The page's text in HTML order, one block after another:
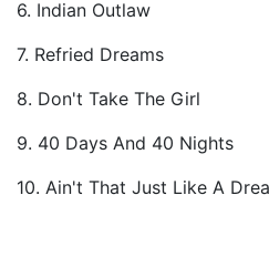
6. Indian Outlaw
7. Refried Dreams
8. Don't Take The Girl
9. 40 Days And 40 Nights
10. Ain't That Just Like A